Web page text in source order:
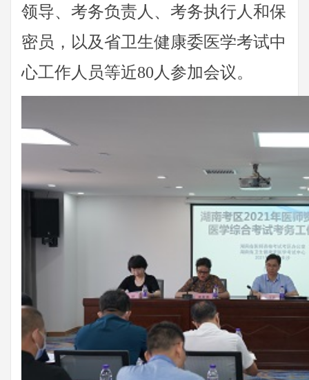
领导、考务负责人、考务执行人和保
密员，以及省卫生健康委医学考试中
心工作人员等近80人参加会议。